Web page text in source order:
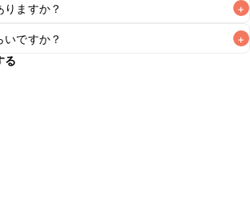
ますか？ +
いですか？ +
日中が目安です。なるべくお早めにお召
る